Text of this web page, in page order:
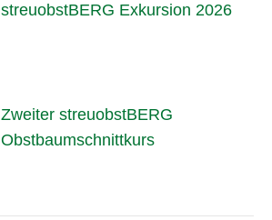
streuobstBERG Exkursion 2026
Zweiter streuobstBERG
Obstbaumschnittkurs